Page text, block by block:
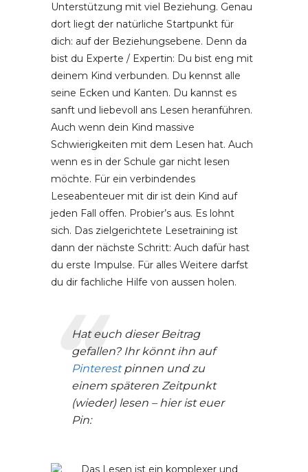
Unterstützung mit viel Beziehung. Genau
dort liegt der natürliche Startpunkt für
dich: auf der Beziehungsebene. Denn da
bist du Experte / Expertin: Du bist eng mit
deinem Kind verbunden. Du kennst alle
seine Ecken und Kanten. Du kannst es
sanft und liebevoll ans Lesen heranführen.
Auch wenn dein Kind massive
Schwierigkeiten mit dem Lesen hat. Auch
wenn es in der Schule gar nicht lesen
möchte. Für ein verbindendes
Leseabenteuer mit dir ist dein Kind auf
jeden Fall offen. Probier’s aus. Es lohnt
sich. Das zielgerichtete Lesetraining ist
dann der nächste Schritt: Auch dafür hast
du erste Impulse. Für alles Weitere darfst
du dir fachliche Hilfe von aussen holen.
Hat euch dieser Beitrag
gefallen? Ihr könnt ihn auf
Pinterestpinnen und zu
einem späteren Zeitpunkt
(wieder) lesen – hier ist euer
Pin: